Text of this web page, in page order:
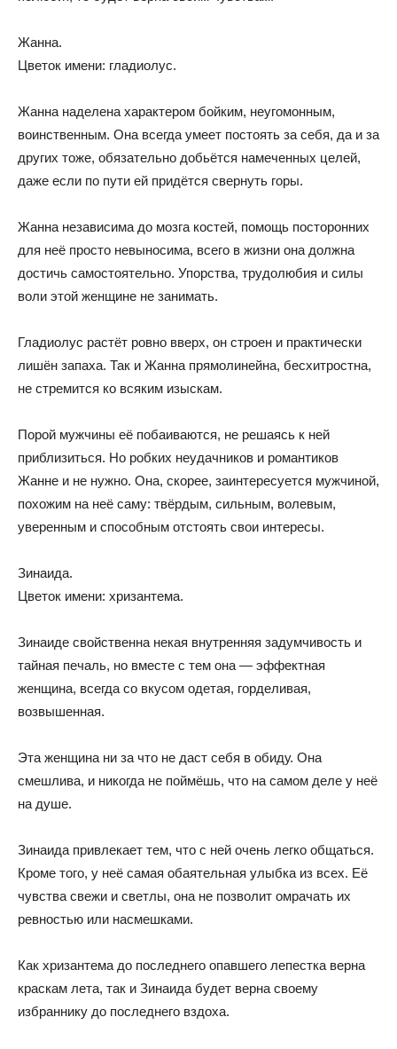
Жанна.
Цветок имени: гладиолус.
Жанна наделена характером бойким, неугомонным,
воинственным. Она всегда умеет постоять за себя, да и за
других тоже, обязательно добьётся намеченных целей,
даже если по пути ей придётся свернуть горы.
Жанна независима до мозга костей, помощь посторонних
для неё просто невыносима, всего в жизни она должна
достичь самостоятельно. Упорства, трудолюбия и силы
воли этой женщине не занимать.
Гладиолус растёт ровно вверх, он строен и практически
лишён запаха. Так и Жанна прямолинейна, бесхитростна,
не стремится ко всяким изыскам.
Порой мужчины её побаиваются, не решаясь к ней
приблизиться. Но робких неудачников и романтиков
Жанне и не нужно. Она, скорее, заинтересуется мужчиной,
похожим на неё саму: твёрдым, сильным, волевым,
уверенным и способным отстоять свои интересы.
Зинаида.
Цветок имени: хризантема.
Зинаиде свойственна некая внутренняя задумчивость и
тайная печаль, но вместе с тем она — эффектная
женщина, всегда со вкусом одетая, горделивая,
возвышенная.
Эта женщина ни за что не даст себя в обиду. Она
смешлива, и никогда не поймёшь, что на самом деле у неё
на душе.
Зинаида привлекает тем, что с ней очень легко общаться.
Кроме того, у неё самая обаятельная улыбка из всех. Её
чувства свежи и светлы, она не позволит омрачать их
ревностью или насмешками.
Как хризантема до последнего опавшего лепестка верна
краскам лета, так и Зинаида будет верна своему
избраннику до последнего вздоха.